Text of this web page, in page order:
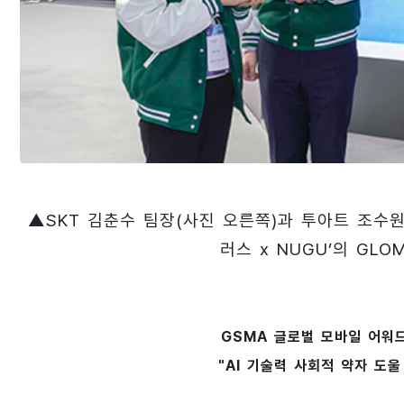
▲SKT 김춘수 팀장(사진 오른쪽)과 투아트 조수
러스 x NUGU’의
GSMA 글로벌 모바일 어워
"AI 기술력 사회적 약자 도